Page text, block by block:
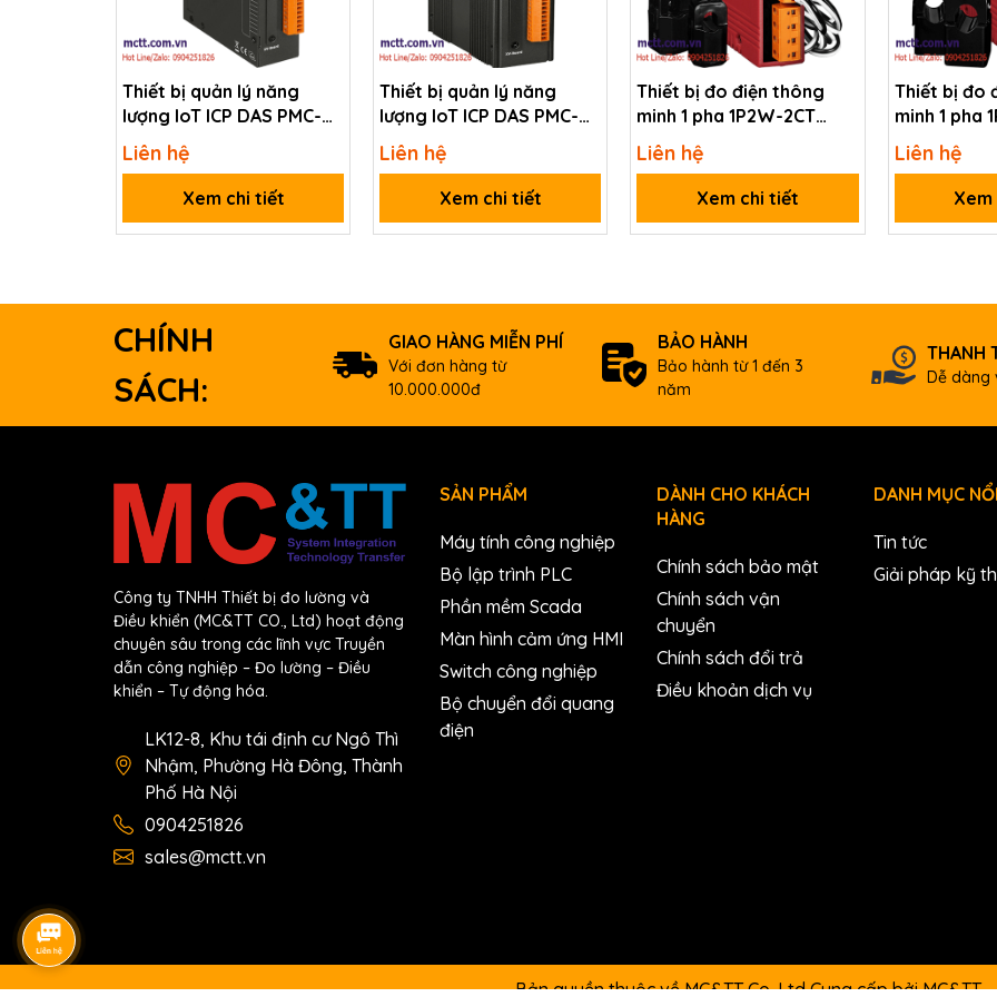
Power
Input Range
+12 ~ 48 VDC
Consumption
Alarm Contact
Form A (Normal Open) x 2; Relay Contact Voltage Range: 5 A @ 250 VAC (47 ~ 63 Hz), 5 A @ 30 VDC
Mechanical
Dimensions (mm)
33 x 127 x 100 (W x L x H)
Installation
DIN-Rail Mounting
Storage Temperature
Humidity
10 ~ 90% RH, Non-condensing
Download
Data sheet
Documents
Ordering information
160 CR
Modbus RTU, 3-phase power meter; includes 100A CT (Inside diameter 16 mm; wire lead 1.8 m) x 3
(RoHS)
Thiết bị quản lý năng
lượng IoT ICP DAS PMC-
2241M-iWSN CR
Liên hệ
Xem chi tiết
Thiết bị quản lý năng
lượng IoT ICP DAS PMC-
2841M CR
Liên hệ
Xem chi tiết
Thiết bị đo điện thông
minh 1 pha 1P2W-2CT
200A RS-485 Modbus
RTU ICP DAS PM-3112-
240P CR
Liên hệ
Xem chi tiết
Thiết bị đo
minh 1 pha
200A
TCP ICP
240P-MTCP
Liên hệ
CHÍNH
SÁCH:
GIAO HÀNG MIỄN PHÍ
Với đơn hàng từ
10.000.000đ
BẢO HÀNH
Bảo hành từ 1 đến 3
năm
THANH
Dễ dàng
Công ty TNHH Thiết bị đo lường và
Điều khiển (MC&TT CO., Ltd) hoạt động
chuyên sâu trong các lĩnh vực Truyền
dẫn công nghiệp – Đo lường – Điều
khiển – Tự động hóa.
LK12-8, Khu tái định cư Ngô Thì
Nhậm, Phường Hà Đông, Thành
Phố Hà Nội
0904251826
sales@mctt.vn
SẢN PHẨM
Máy tính công nghiệp
Bộ lập trình PLC
Phần mềm Scada
Màn hình cảm ứng HMI
Switch công nghiệp
Bộ chuyển đổi quang
điện
DÀNH CHO KHÁCH
HÀNG
Chính sách bảo mật
Chính sách vận
chuyển
Chính sách đổi trả
Điều khoản dịch vụ
DANH MỤC
Tin tức
Giải pháp kỹ
Bản quyền thuộc về MC&TT Co.,Ltd Cung cấp bởiMC&TT